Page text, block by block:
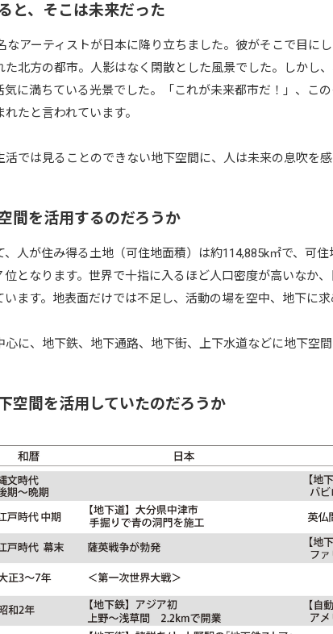
と、そこは未来だった
なアーティストが日本に降り立ちました。彼がそこで目に
た北方の都市。人影はなく閑散とした風景でした。しかし
気に満ちている光景でした。「これが未来都市だ！」、こ
たと言われています。
では見ることのできない地下空間に、人は未来の息吹を
間を活用するのだろうか
、人が住み得る土地（可住地面積）は約114,885k㎡で、可
位となります。世界で十指に入るほど人口密度が高いなか
います。地表面だけでは不足し、活動の場を空中、地下に
に、地下鉄、地下通路、地下街、上下水道などに地下空間
空間を活用していたのだろうか